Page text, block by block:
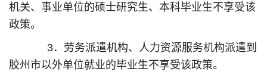
机关、事业单位的硕士研究生、本科毕业生不享受该
政策。
3．劳务派遣机构、人力资源服务机构派遣到
胶州市以外单位就业的毕业生不享受该政策。